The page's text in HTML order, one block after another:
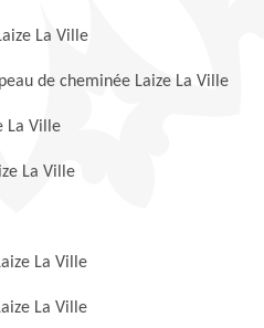
La Ville
de cheminée Laize La Ville
La Ville
La Ville
La Ville
La Ville